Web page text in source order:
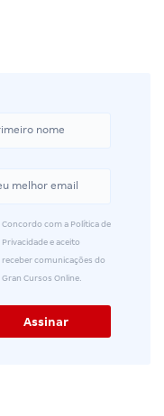
Concordo com a Política de
Privacidade e aceito
receber comunicações do
Gran Cursos Online.